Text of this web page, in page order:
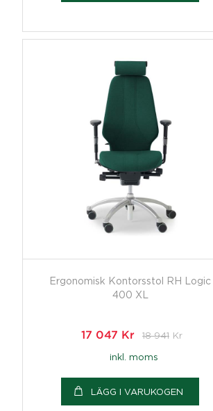
Ergonomisk Kontorsstol RH Logic
400 XL
17 047 Kr 18 941 Kr
inkl. moms
LÄGG I VARUKOGEN